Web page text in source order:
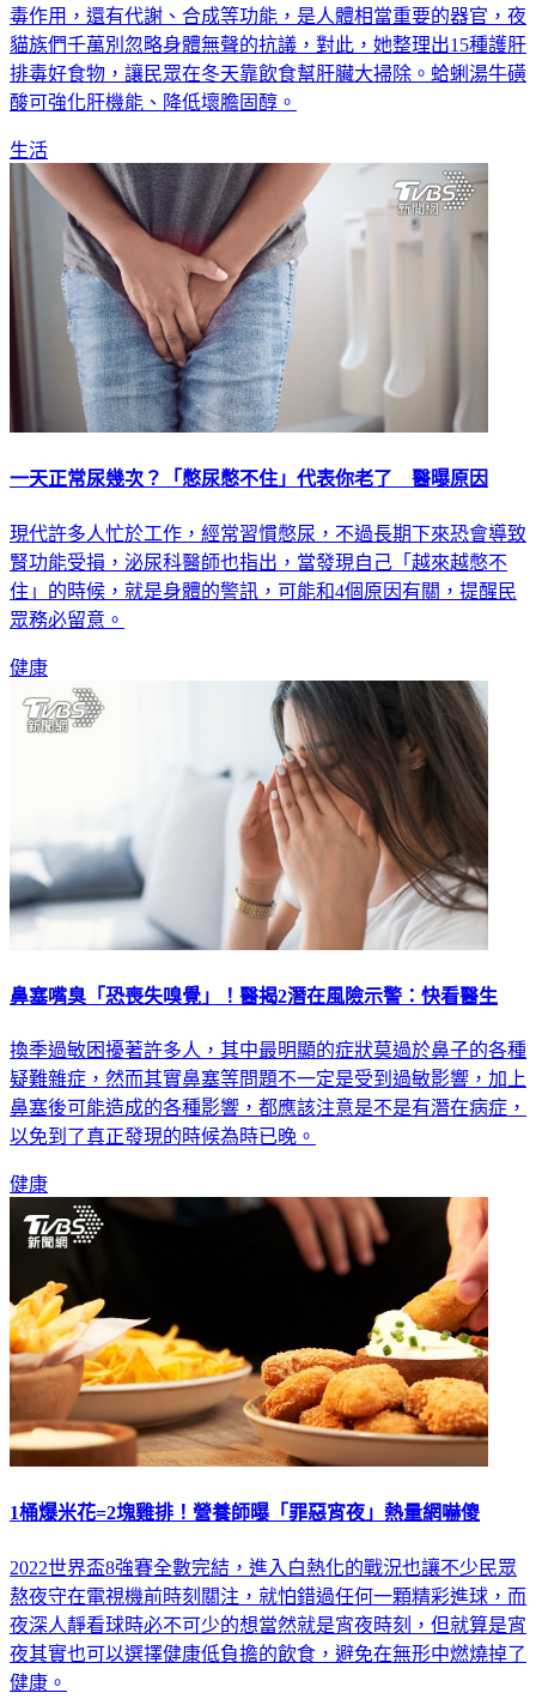
毒作用，還有代謝、合成等功能，是人體相當重要的器官，夜
貓族們千萬別忽略身體無聲的抗議，對此，她整理出15種護肝
排毒好食物，讓民眾在冬天靠飲食幫肝臟大掃除。蛤蜊湯牛磺
酸可強化肝機能、降低壞膽固醇。
生活
一天正常尿幾次？「憋尿憋不住」代表你老了 醫曝原因
現代許多人忙於工作，經常習慣憋尿，不過長期下來恐會導致
腎功能受損，泌尿科醫師也指出，當發現自己「越來越憋不
住」的時候，就是身體的警訊，可能和4個原因有關，提醒民
眾務必留意。
健康
鼻塞嘴臭「恐喪失嗅覺」！醫揭2潛在風險示警：快看醫生
換季過敏困擾著許多人，其中最明顯的症狀莫過於鼻子的各種
疑難雜症，然而其實鼻塞等問題不一定是受到過敏影響，加上
鼻塞後可能造成的各種影響，都應該注意是不是有潛在病症，
以免到了真正發現的時候為時已晚。
健康
1桶爆米花=2塊雞排！營養師曝「罪惡宵夜」熱量網嚇傻
2022世界盃8強賽全數完結，進入白熱化的戰況也讓不少民眾
熬夜守在電視機前時刻關注，就怕錯過任何一顆精彩進球，而
夜深人靜看球時必不可少的想當然就是宵夜時刻，但就算是宵
夜其實也可以選擇健康低負擔的飲食，避免在無形中燃燒掉了
健康。